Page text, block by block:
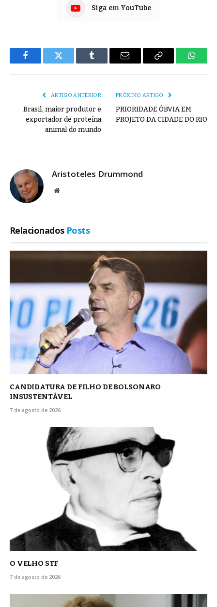
Siga em YouTube
FacebookTwitter Tumblr
E-
Copiar
ARTIGO ANTERIOR
Brasil, maior produtor e
exportador de proteína
animal do mundo
PRÓXIMO ARTIGO
PRIORIDADE ÓBVIA EM
PROJETO DA CIDADE DO RIO
Aristoteles Drummond
Site
Relacionados Posts
CANDIDATURA DE FILHO DE BOLSONARO
INSUSTENTÁVEL
7 de agosto de 2026
O VELHO STF
7 de agosto de 2026